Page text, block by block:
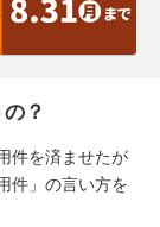
？
件を済ませたが
件」の言い方を